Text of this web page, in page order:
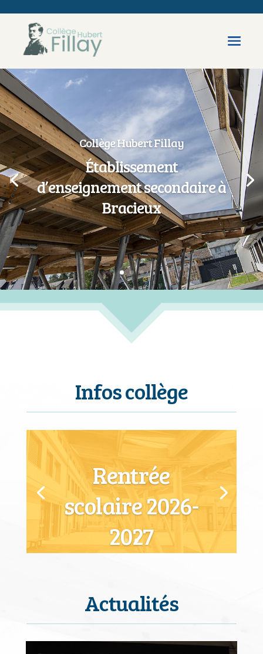
Collège Hubert Fillay
Établissement
d’enseignement secondaire à
Bracieux
Infos collège
Rentrée
scolaire 2026-
2027
Actualités